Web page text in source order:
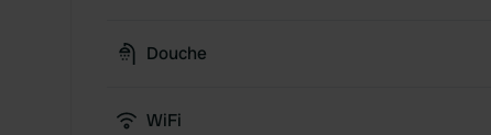
Douche
WiFi